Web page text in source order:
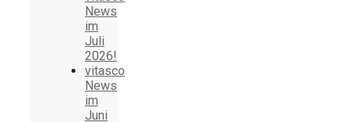
News
im
Juli
2026!
vitasco
News
im
Juni